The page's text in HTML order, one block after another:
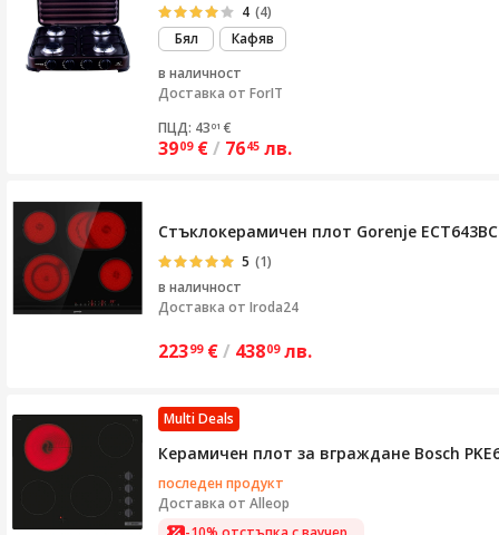
4 (4)
Бял
Кафяв
в наличност
Доставка от ForIT
ПЦД: 43 01 €
3909 €/ 7645 лв.
Стъклокерамичен плот Gorenje
5 (1)
в наличност
Доставка от Iroda24
22399 €/ 43809 лв.
Multi Deals
Керамичен плот за вграждане Bosch
последен продукт
Доставка от Alleop